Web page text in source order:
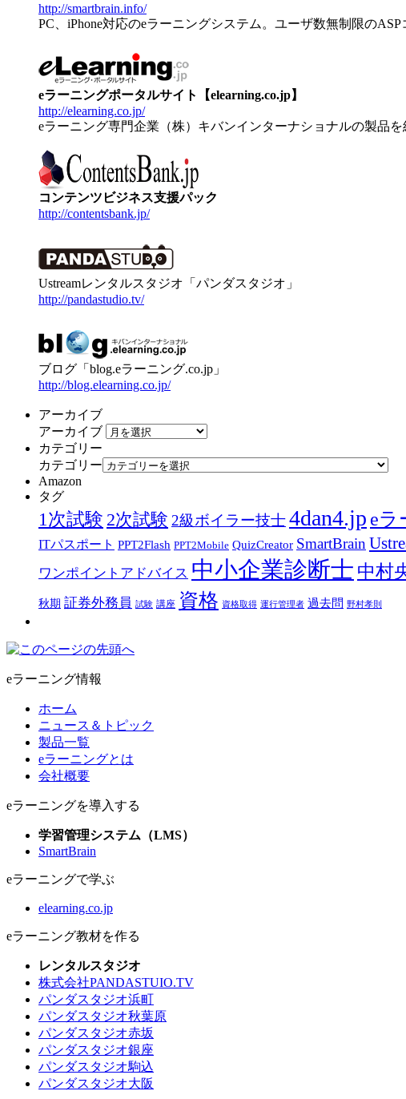
http://smartbrain.info/
PC、iPhone対応のeラーニングシステム。ユーザ数無制限のASP
eラーニングポータルサイト【elearning.co.jp】
http://elearning.co.jp/
eラーニング専門企業（株）キバンインターナショナルの製品を
コンテンツビジネス支援パック
http://contentsbank.jp/
Ustreamレンタルスタジオ「パンダスタジオ」
http://pandastudio.tv/
ブログ「blog.eラーニング.co.jp」
http://blog.elearning.co.jp/
アーカイブ
アーカイブ
カテゴリー
カテゴリー
Amazon
タグ
1次試験 2次試験 2級ボイラー技士4dan4.jp eラ
ITパスポート PPT2Flash PPT2Mobile QuizCreator SmartBrain
ワンポイントアドバイス 中小企業診断士 中村
秋期 証券外務員 試験 講座 資格 資格取得 運行管理者 過去問 野村孝則
eラーニング情報
ホーム
ニュース＆トピック
製品一覧
eラーニングとは
会社概要
eラーニングを導入する
学習管理システム（LMS）
SmartBrain
eラーニングで学ぶ
elearning.co.jp
eラーニング教材を作る
レンタルスタジオ
株式会社PANDASTUIO.TV
パンダスタジオ浜町
パンダスタジオ秋葉原
パンダスタジオ赤坂
パンダスタジオ銀座
パンダスタジオ駒込
パンダスタジオ大阪